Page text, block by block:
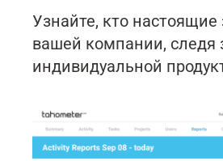
Узнайте, кто
вашей компании, следя
индивидуальной